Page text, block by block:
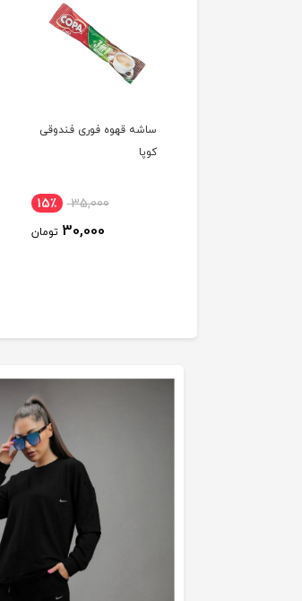
ساشه قهوه فوری فندوقی
کوپا
35,000 15٪
30,000 تومان